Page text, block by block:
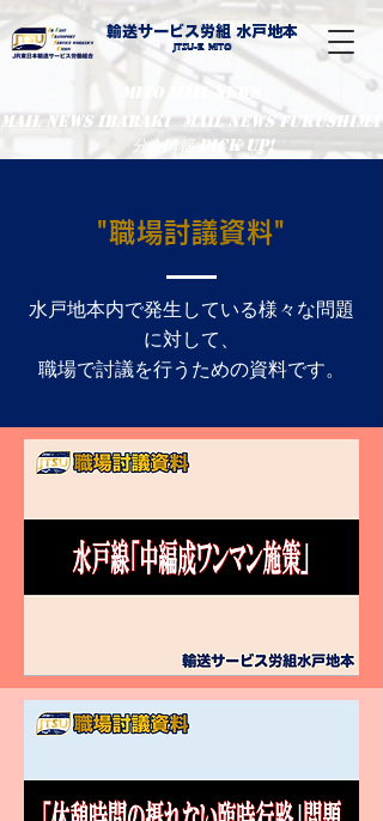
輸送サービス労組 水戸地本
​Jtsu-E Mito
MITO MAIL NEWS
MaiL NEWS IBARAKI MaiL NEWS FUKUSHIMA
分会情報 PIcK UP!
"職場討議資料"
水戸地本内で発生している様々な問題
に対して、
職場で討議を行うための資料です。​